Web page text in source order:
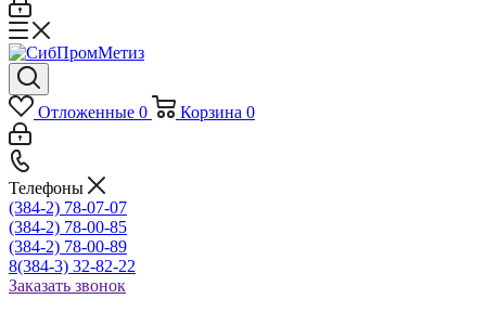
Отложенные 0 Корзина 0
Телефоны
(384-2) 78-07-07
(384-2) 78-00-85
(384-2) 78-00-89
8(384-3) 32-82-22
Заказать звонок